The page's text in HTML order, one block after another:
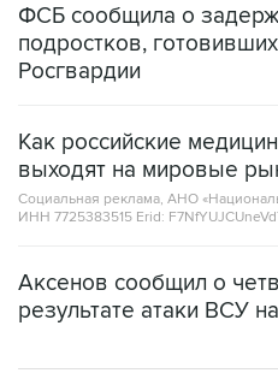
ФСБ сообщила о
подростков,
Росгвардии
Как российские
выходят на мировые
Социальная реклама, АНО
ИНН 7725383515 Erid:
Аксенов сообщил о
результате атаки ВСУ